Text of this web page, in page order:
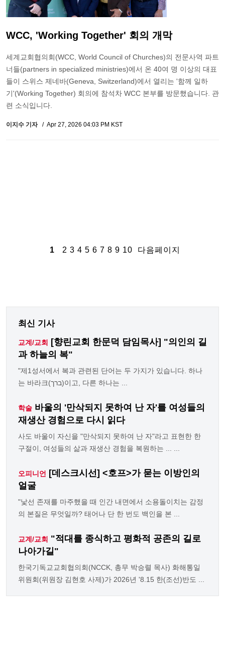
WCC, 'Working Together' 회의 개막
세계교회협의회(WCC, World Council of Churches)의 전문사역 파트
너들(partners in specialized ministries)에서 온 40여 명 이상의 대표
들이 스위스 제네바(Geneva, Switzerland)에서 열리는 '함께 일하
기'(Working Together) 회의에 참석차 WCC 본부를 방문했습니다. 관
련 소식입니다.
이지수 기자 Apr 27, 2026 04:03 PM KST
1 2 3 4 5 6 7 8 9 10 다음페이지
최신 기사
교계/교회
[향린교회 한문덕 담임목사] "의인의 길
과 하늘의 복"
"제1성서에서 복과 관련된 단어는 두 가지가 있습니다. 하나
는 바라크(ברך)이고, 다른 하나는 ...
학술 바울의 '만삭되지 못하여 난 자'를 여성들의
재생산 경험으로 다시 읽다
사도 바울이 자신을 "만삭되지 못하여 난 자"라고 표현한 한
구절이, 여성들의 삶과 재생산 경험을 복원하는 ... ...
오피니언 [데스크시선] <호프>가 묻는 이방인의
얼굴
"낯선 존재를 마주했을 때 인간 내면에서 소용돌이치는 감정
의 본질은 무엇일까? 태어나 단 한 번도 백인을 본 ...
교계/교회 "적대를 종식하고 평화적 공존의 길로
나아가길"
한국기독교교회협의회(NCCK, 총무 박승렬 목사) 화해통일
위원회(위원장 김현호 사제)가 2026년 '8.15 한(조선)반도 ...